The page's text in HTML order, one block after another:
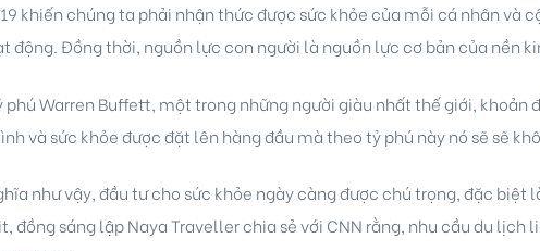
khiến chúng ta phải nhận thức được sức khỏe của mỗi cá nhân và
động. Đồng thời, nguồn lực con người là nguồn lực cơ bản của nền
phú Warren Buffett, một trong những người giàu nhất thế giới,
và sức khỏe được đặt lên hàng đầu mà theo tỷ phú này nó sẽ sẽ
như vậy, đầu tư cho sức khỏe ngày càng được chú trọng, đặc
đồng sáng lập Naya Traveller chia sẻ với CNN rằng, nhu cầu du